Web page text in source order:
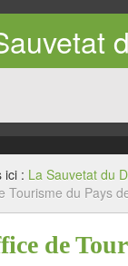
ici : La Sauvetat du
Tourisme du Pays
de